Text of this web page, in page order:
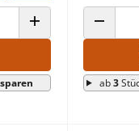
ANZAHL ERHÖHENANZAHL
ab3